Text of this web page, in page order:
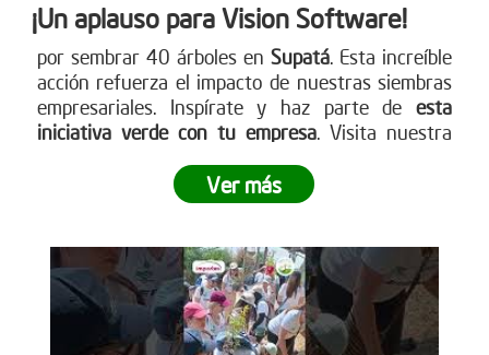
¡Un aplauso para Vision Software!
por sembrar 40 árboles en Supatá. Esta increíble
acción refuerza el impacto de nuestras siembras
empresariales. Inspírate y haz parte deesta
iniciativa verde con tu empresa. Visita nuestra
www.reddearboles.orgVer más